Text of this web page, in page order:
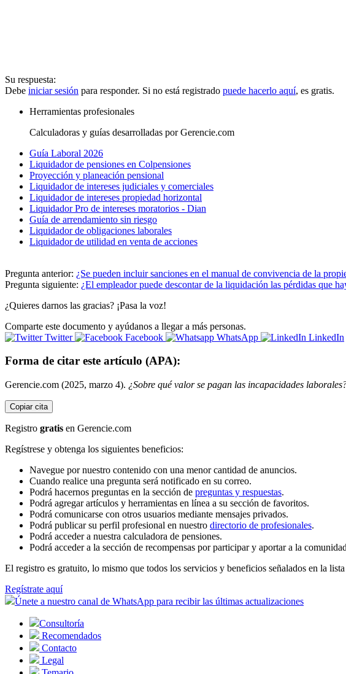
Su respuesta:
Debe iniciar sesión para responder. Si no está registrado puede hacerlo aquí, es gratis.
Herramientas profesionales
Calculadoras y guías desarrolladas por Gerencie.com
Guía Laboral 2026
Liquidador de pensiones en Colpensiones
Proyección y planeación pensional
Liquidador de intereses judiciales y comerciales
Liquidador de intereses propiedad horizontal
Liquidador Pro de intereses moratorios - Dian
Guía de arrendamiento sin riesgo
Liquidador de obligaciones laborales
Liquidador de utilidad en venta de acciones
Pregunta anterior: ¿Se pueden incluir sanciones en el manual de convivencia de la
Pregunta siguiente: ¿El empleador puede descontar de la liquidación las pérdidas que
¿Quieres darnos las gracias? ¡Pasa la voz!
Comparte este documento y ayúdanos a llegar a más personas.
Twitter
Facebook WhatsApp LinkedIn
Forma de citar este artículo (APA):
Gerencie.com (2025, marzo 4). ¿Sobre qué valor se pagan las incapacidades
Copiar cita
Registro gratis en Gerencie.com
Regístrese y obtenga los siguientes beneficios:
Navegue por nuestro contenido con una menor cantidad de anuncios.
Cuando realice una pregunta será notificado en su correo.
Podrá hacernos preguntas en la sección de preguntas y respuestas.
Podrá agregar artículos y herramientas en línea a su sección de favoritos.
Podrá comunicarse con otros usuarios mediante mensajes privados.
Podrá publicar su perfil profesional en nuestro directorio de profesionales.
Podrá acceder a nuestra calculadora de pensiones.
Podrá acceder a la sección de recompensas por participar y aportar a la
El registro es gratuito, lo mismo que todos los servicios y beneficios señalados en la
Regístrate aquí
Únete a nuestro canal de WhatsApp para recibir las últimas actualizaciones
Consultoría
Recomendados
Contacto
Legal